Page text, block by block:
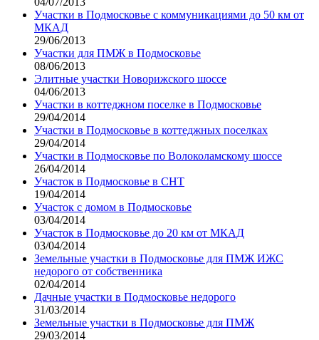
Участки в Подмосковье с коммуникациями до 50 км от
МКАД
29/06/2013
Участки для ПМЖ в Подмосковье
08/06/2013
Элитные участки Новорижского шоссе
04/06/2013
Участки в коттеджном поселке в Подмосковье
29/04/2014
Участки в Подмосковье в коттеджных поселках
29/04/2014
Участки в Подмосковье по Волоколамскому шоссе
26/04/2014
Участок в Подмосковье в СНТ
19/04/2014
Участок с домом в Подмосковье
03/04/2014
Участок в Подмосковье до 20 км от МКАД
03/04/2014
Земельные участки в Подмосковье для ПМЖ ИЖС
недорого от собственника
02/04/2014
Дачные участки в Подмосковье недорого
31/03/2014
Земельные участки в Подмосковье для ПМЖ
29/03/2014